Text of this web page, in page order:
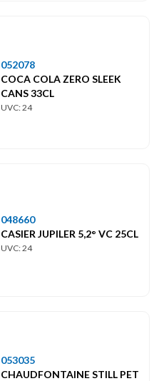
052078
COCA COLA ZERO SLEEK
CANS 33CL
UVC: 24
048660
CASIER JUPILER 5,2° VC 25CL
UVC: 24
053035
CHAUDFONTAINE STILL PET